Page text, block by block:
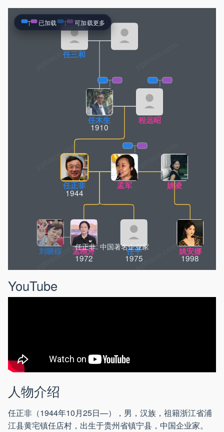
pptrace.com
任正非
1944
孟晚舟
1972
任平
1975
姚安娜
1998
任木生
1910
程远昭
任三和
刘晓棕
孟军 姚凌
任正非: 中国著名企业家
已加载 可加载更多
YouTube
人物介绍
任正非（1944年10月25日—），男，汉族，祖籍浙江省浦
江县黄宅镇任店村，出生于贵州省镇宁县，中国企业家。